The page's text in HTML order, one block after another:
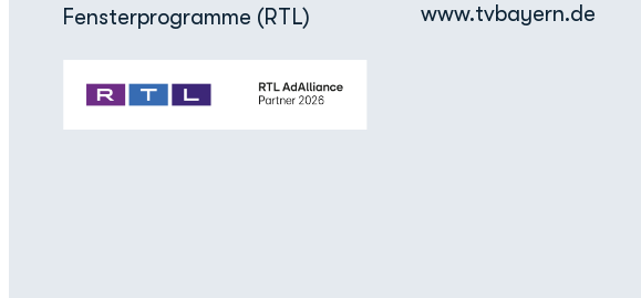
Fensterprogramme (RTL)
www.tvbayern.de